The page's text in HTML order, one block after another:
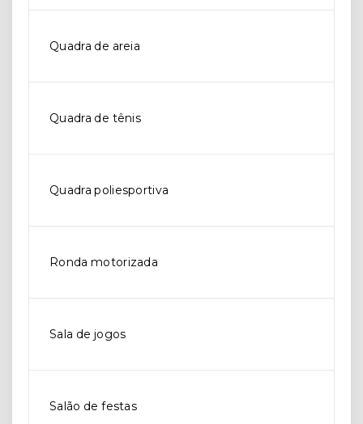
Quadra de areia
Quadra de tênis
Quadra poliesportiva
Ronda motorizada
Sala de jogos
Salão de festas